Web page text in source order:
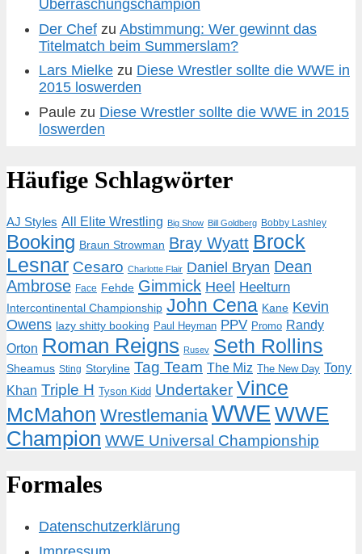
Überraschungschampion
Der Chef zu Abstimmung: Wer gewinnt das
Titelmatch beim Summerslam?
Lars Mielke zu Diese Wrestler sollte die WWE in
2015 loswerden
Paule zu Diese Wrestler sollte die WWE in 2015
loswerden
Häufige Schlagwörter
AJ Styles All Elite Wrestling Big Show Bill Goldberg Bobby Lashley
Booking Braun Strowman Bray Wyatt Brock
Lesnar Cesaro Charlotte Flair Daniel Bryan Dean
Ambrose Face Fehde Gimmick Heel Heelturn
Intercontinental Championship John Cena Kane Kevin
Owens lazy shitty booking Paul Heyman PPV Promo Randy
Orton Roman Reigns Rusev Seth Rollins
Sheamus Sting Storyline Tag Team The Miz The New Day Tony
Khan Triple H Tyson Kidd Undertaker Vince
McMahon Wrestlemania WWE WWE
Champion WWE Universal Championship
Formales
Datenschutzerklärung